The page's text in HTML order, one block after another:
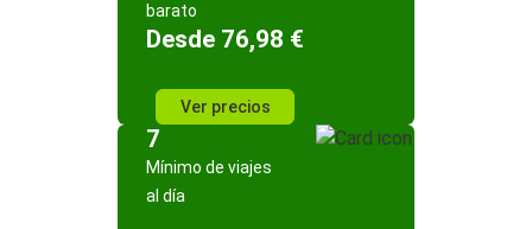
barato
Desde 76,98 €
Ver precios
7
Mínimo de viajes
al día